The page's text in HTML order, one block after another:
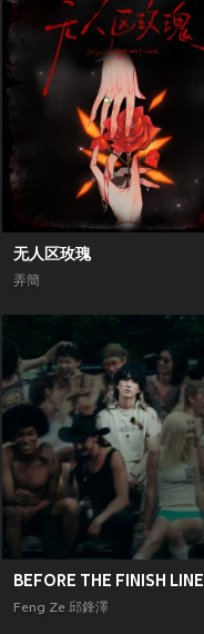
无人区玫瑰
弄簡
BEFORE THE FINISH LINE
Feng Ze 邱鋒澤